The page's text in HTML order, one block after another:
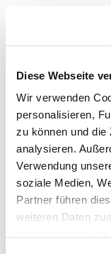
Diese Webseite
Wir verwenden
personalisieren,
zu können und die
analysieren.
Verwendung
soziale Medien,
Partner führen
weiteren Daten